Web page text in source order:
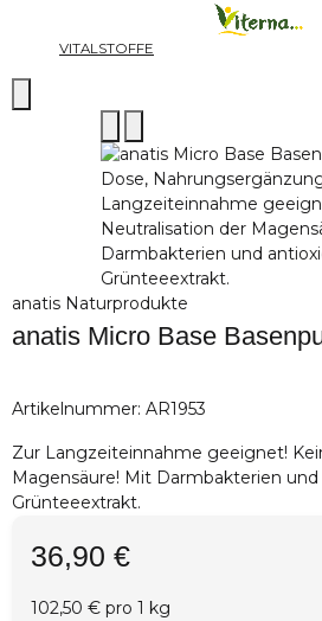
VITALSTOFFE
anatis Naturprodukte
anatis Micro Base
Artikelnummer: AR1953
Zur Langzeiteinnahme geeignet!
Magensäure! Mit Darmbakterien
Grünteeextrakt.
36,90 €
102,50 € pro 1 kg